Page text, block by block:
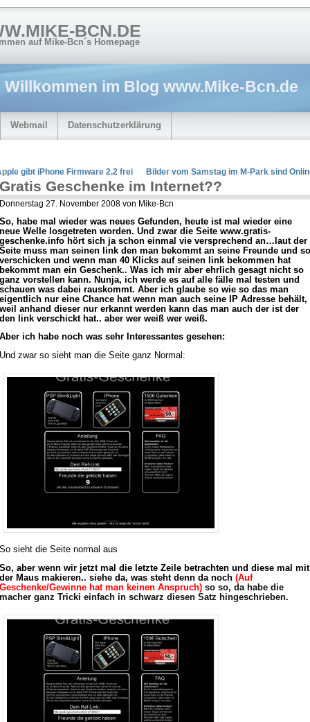
BCN.DE
auf Mike-Bcn´s Homepage
Willkommen im Blog www.Mike-Bcn.de
Webmail Datenschutzerklärung
gibt iPhone Firmware 2.2 frei Bilder vom Samstag im M-Park sind
Gratis Geschenke im Internet??
Donnerstag 27. November 2008 von Mike-Bcn
So, habe mal wieder was neues Gefunden, heute ist mal wieder eine
neue Welle losgetreten worden. Und zwar die Seite www.gratis-
geschenke.info hört sich ja schon einmal vie versprechend an…laut der
Seite muss man seinen link den man bekommt an seine Freunde und so
verschicken und wenn man 40 Klicks auf seinen link bekommen hat
bekommt man ein Geschenk.. Was ich mir aber ehrlich gesagt nicht so
ganz vorstellen kann. Nunja, ich werde es auf alle fälle mal testen und
schauen was dabei rauskommt. Aber ich glaube so wie so das man
eigentlich nur eine Chance hat wenn man auch seine IP Adresse behält,
weil anhand dieser nur erkannt werden kann das man auch der ist der
den link verschickt hat.. aber wer weiß wer weiß.
Aber ich habe noch was sehr Interessantes gesehen:
Und zwar so sieht man die Seite ganz Normal:
So sieht die Seite normal aus
So, aber wenn wir jetzt mal die letzte Zeile betrachten und diese mal mit
der Maus makieren.. siehe da, was steht denn da noch (Auf
Geschenke/Gewinne hat man keinen Anspruch) so so, da habe die
macher ganz Tricki einfach in schwarz diesen Satz hingeschrieben.